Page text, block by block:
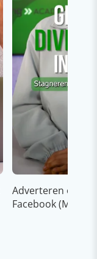
Adverteren op
Facebook (Meta)